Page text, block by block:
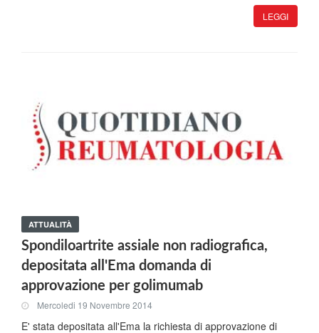
LEGGI
ATTUALITÀ
Spondiloartrite assiale non radiografica,
depositata all'Ema domanda di
approvazione per golimumab
Mercoledi 19 Novembre 2014
E' stata depositata all'Ema la richiesta di approvazione di